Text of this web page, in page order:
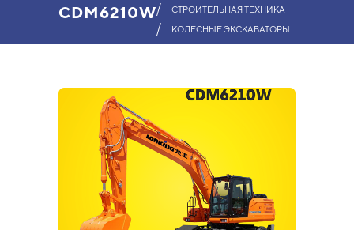
CDM6210W/ СТРОИТЕЛЬНАЯ ТЕХНИКА
/ КОЛЕСНЫЕ ЭКСКАВАТОРЫ